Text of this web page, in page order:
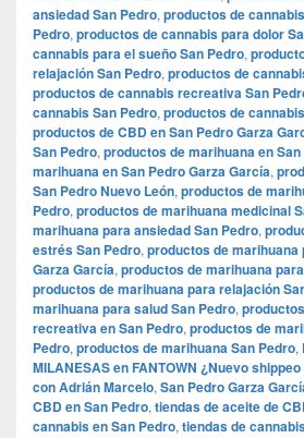
ansiedad San Pedro, productos de
Pedro, productos de cannabis para dolor
cannabis para el sueño San Pedro,
relajación San Pedro, productos de
productos de cannabis recreativa San
cannabis San Pedro, productos de
productos de CBD en San Pedro Garza
San Pedro, productos de marihuana en
marihuana en San Pedro Garza García,
San Pedro Nuevo León, productos de
Pedro, productos de marihuana medicinal
marihuana para ansiedad San Pedro,
estrés San Pedro, productos de
Garza García, productos de marihuana
productos de marihuana para relajación
marihuana para salud San Pedro,
recreativa en San Pedro, productos de
Pedro, productos de marihuana San Pedro,
MILANESAS en FANTOWN ¿Nuevo
con Adrián Marcelo, San Pedro Garza
CBD en San Pedro, tiendas de aceite de
cannabis en San Pedro, tiendas de